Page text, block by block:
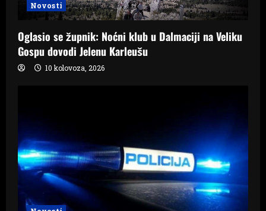
Novosti
Oglasio se župnik: Noćni klub u Dalmaciji na Veliku
Gospu dovodi Jelenu Karleušu
10 kolovoza, 2026